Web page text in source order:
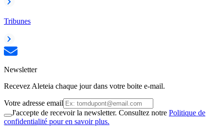
Tribunes
Newsletter
Recevez Aleteia chaque jour dans votre boite e-mail.
Votre adresse email
J'accepte de recevoir la newsletter. Consultez notre Politique de
confidentialité pour en savoir plus.